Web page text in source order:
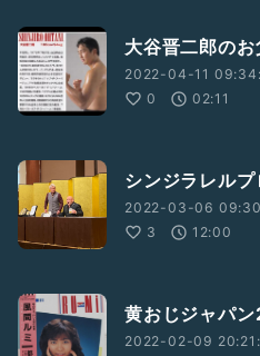
大谷晋二郎の
2022-04-11
0
02:11
シンジラレルプ
2022-03-06
3
12:00
黄おじジャパ
2022-02-09